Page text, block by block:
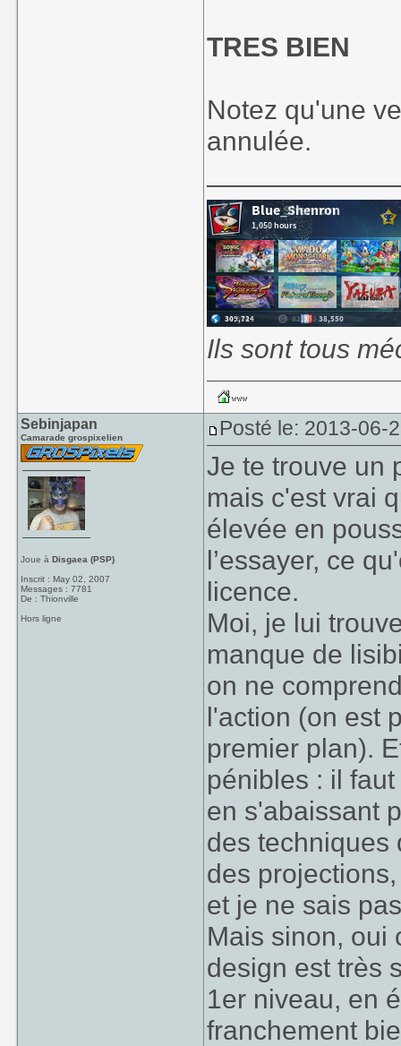
TRES BIEN
Notez qu'une
annulée.
Ils sont tous
Sebinjapan
Camarade grospixelien
Joue àDisgaea (PSP)
Inscrit : May 02, 2007
Messages : 7781
De : Thionville
Hors ligne
Posté le: 2013-06-
Je te trouve un
mais c'est vrai
élevée en
l’essayer, ce
licence.
Moi, je lui
manque de
on ne
l'action (on est
premier plan).
pénibles : il
en s'abaissant
des techniques
des
et je ne sais
Mais sinon, oui
design est très
1er niveau, en
franchement